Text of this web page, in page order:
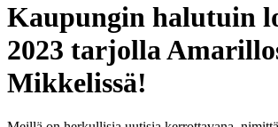
Kaupungin halutuin
2023 tarjolla
Mikkelissä!